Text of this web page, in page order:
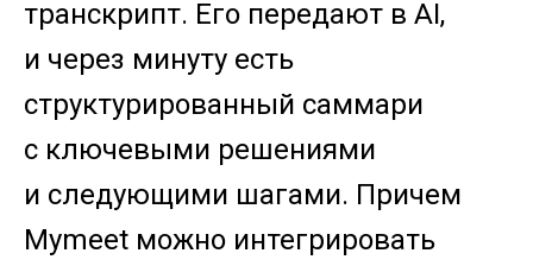
транскрипт. Его передают в AI,
и через минуту есть
структурированный саммари
с ключевыми решениями
и следующими шагами. Причем
Mymeet можно интегрировать